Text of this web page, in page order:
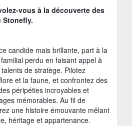
vous à la découverte des
Stonefly.
candide mais brillante, part à la
perdu en faisant appel à
de stratège. Pilotez
et la faune, et confrontez des
péripéties incroyables et
mémorables. Au fil de
une histoire émouvante mêlant
héritage et appartenance.